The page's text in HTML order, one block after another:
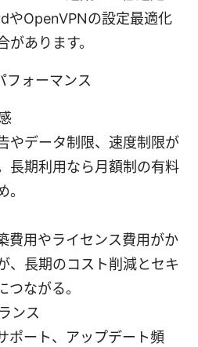
やOpenVPNの設定最適化
があります。
フォーマンス
やデータ制限、速度制限が
長期利用なら月額制の有料
。
費用やライセンス費用がか
、長期のコスト削減とセキ
つながる。
ンス
ポート、アップデート頻